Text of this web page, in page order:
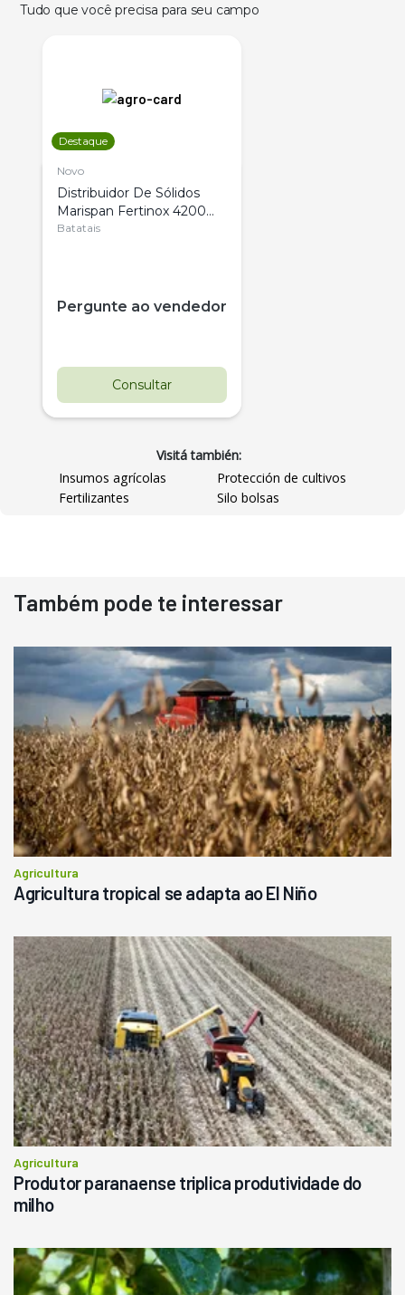
Tudo que você precisa para seu campo
Destaque
Novo
Distribuidor De Sólidos
Marispan Fertinox 4200
Citrus
Batatais
Pergunte ao vendedor
Consultar
Pá Carregadeira Cat 966
Ano 1987
R$ 145.000
Consultar
Visitá también:
Insumos agrícolas
Protección de cultivos
Fertilizantes
Silo bolsas
Também pode te interessar
Agricultura
Agricultura tropical se adapta ao El Niño
Agricultura
Produtor paranaense triplica produtividade do
milho